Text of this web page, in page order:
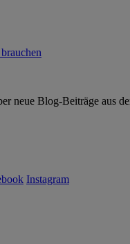
neue Blog-Beiträge aus
Instagram